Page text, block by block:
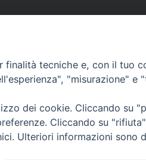
tecniche e, con il tuo
"misurazione"
dei cookie. Cliccando su
Cliccando su
Ulteriori informazioni sono